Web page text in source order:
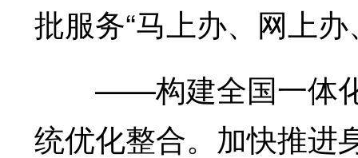
批服务“马上办、网上
——构建全国一体化
统优化整合。加快推进